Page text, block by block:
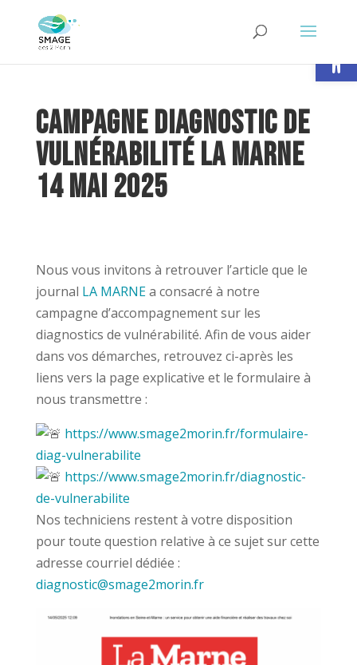
Campagne diagnostic de
vulnérabilité La Marne
14 mai 2025
Nous vous invitons à retrouver l’article que le
journal LA MARNEa consacré à notre
campagne d’accompagnement sur les
diagnostics de vulnérabilité. Afin de vous aider
dans vos démarches, retrouvez ci-après les
liens vers la page explicative et le formulaire à
nous transmettre :
https://www.smage2morin.fr/formulaire-
diag-vulnerabilite
https://www.smage2morin.fr/diagnostic-
de-vulnerabilite
Nos techniciens restent à votre disposition
pour toute question relative à ce sujet sur cette
adresse courriel dédiée :
diagnostic@smage2morin.fr